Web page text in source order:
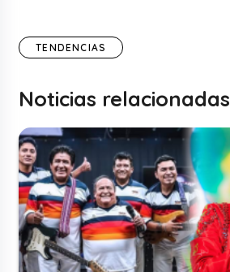
TENDENCIAS
Noticias relacionadas